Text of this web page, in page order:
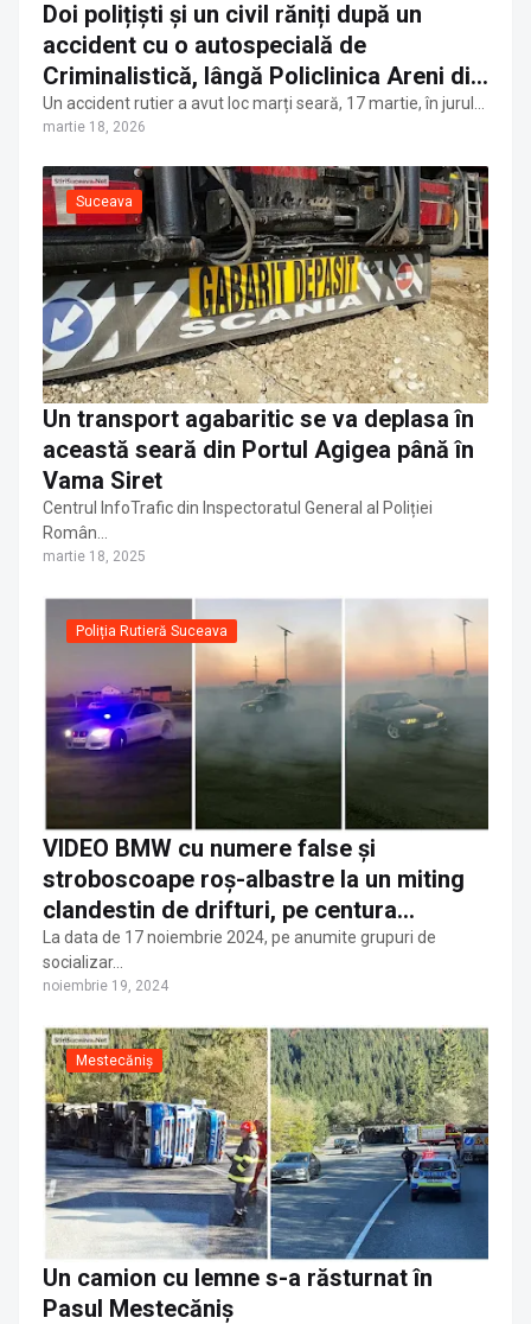
Doi polițiști și un civil răniți după un
accident cu o autospecială de
Criminalistică, lângă Policlinica Areni din
municipiul Suceava
Un accident rutier a avut loc marți seară, 17 martie, în jurul…
martie 18, 2026
Suceava
Un transport agabaritic se va deplasa în
această seară din Portul Agigea până în
Vama Siret
Centrul InfoTrafic din Inspectoratul General al Poliției
Român…
martie 18, 2025
Poliția Rutieră Suceava
VIDEO BMW cu numere false și
stroboscoape roș-albastre la un miting
clandestin de drifturi, pe centura
Sucevei. Petrecerea a fost spartă de
polițiștii rutieri cu amenzi și dosare
La data de 17 noiembrie 2024, pe anumite grupuri de
socializar…
noiembrie 19, 2024
Mestecăniș
Un camion cu lemne s-a răsturnat în
Pasul Mestecăniș